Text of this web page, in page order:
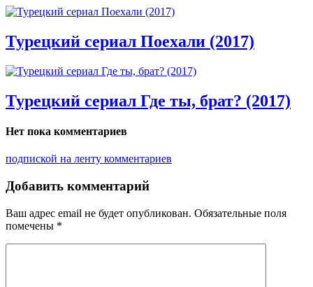
Турецкий сериал Поехали (2017)
Турецкий сериал Где ты, брат? (2017)
Нет пока комментариев
подпиской на ленту комментариев
Добавить комментарий
Ваш адрес email не будет опубликован. Обязательные поля
помечены *